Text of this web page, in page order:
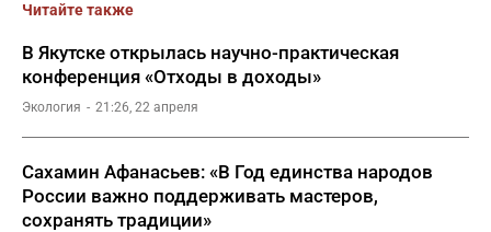
Читайте также
В Якутске открылась научно-практическая
конференция «Отходы в доходы»
Экология 21:26, 22 апреля
Сахамин Афанасьев: «В Год единства народов
России важно поддерживать мастеров,
сохранять традиции»